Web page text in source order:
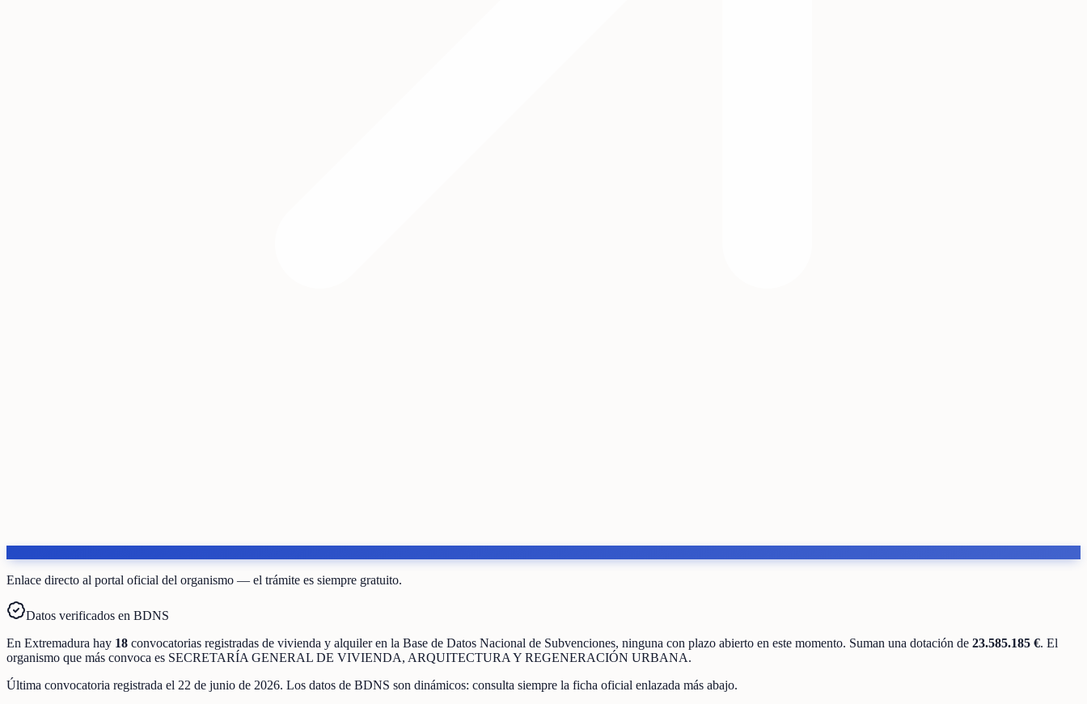
Enlace directo al portal oficial del organismo — el trámite es siempre gratuito.
Datos verificados en BDNS
En Extremadura hay 18 convocatorias registradas de vivienda y alquileren la Base de Datos Nacional de Subvenciones, ninguna con plazo abierto en este momento. Suman una dotación de 23.585.185 €. El
organismo que más convoca es SECRETARÍA GENERAL DE VIVIENDA, ARQUITECTURA Y REGENERACIÓN URBANA.
Última convocatoria registrada el 22 de junio de 2026. Los datos de BDNS son dinámicos: consulta siempre la ficha oficial enlazada más abajo.